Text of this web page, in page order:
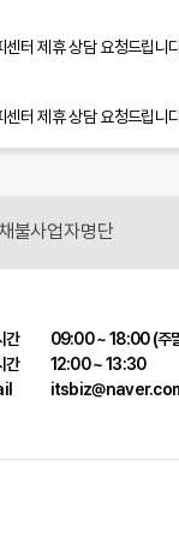
센터 제휴 상담 요청드립니
센터 제휴 상담 요청드립니
채불사업자명단
간
09:00 ~ 18:00 (주
간
12:00 ~ 13:30